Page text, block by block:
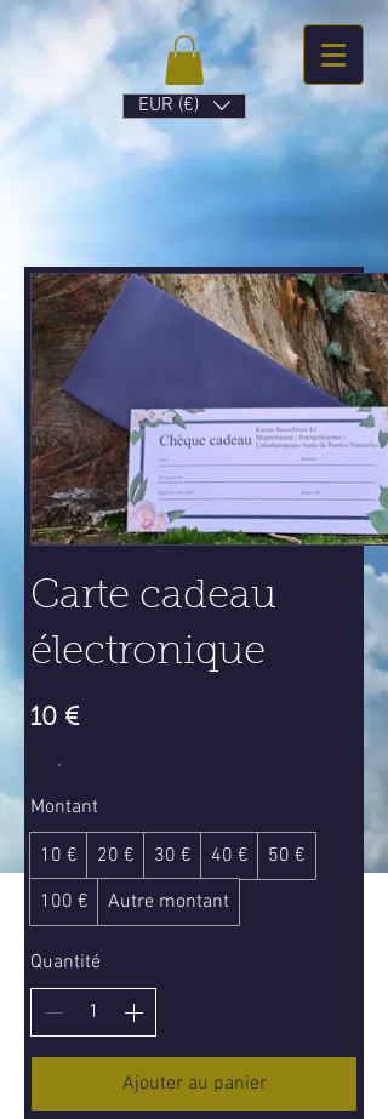
EUR (€)
Carte cadeau
électronique
10 €
Montant
10 €
20 € 30 € 40 €
50 €
100 €
Autre montant
Quantité
Ajouter au panier